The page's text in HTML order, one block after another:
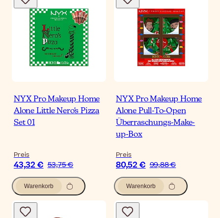
NYX Pro Makeup Home
Alone Little Nero's Pizza
Set 01
Preis
43,32 € 53,75 €
Warenkorb
NYX Pro Makeup Home
Alone Pull-To-Open
Überraschungs-Make-
up-Box
Preis
80,52 € 99,88 €
Warenkorb